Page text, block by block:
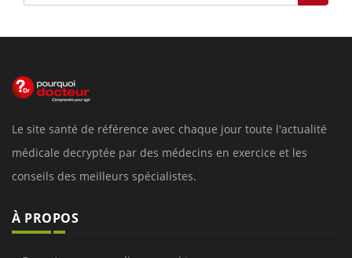
Le site santé de référence avec chaque jour toute l'actualité
médicale decryptée par des médecins en exercice et les
conseils des meilleurs spécialistes.
À PROPOS